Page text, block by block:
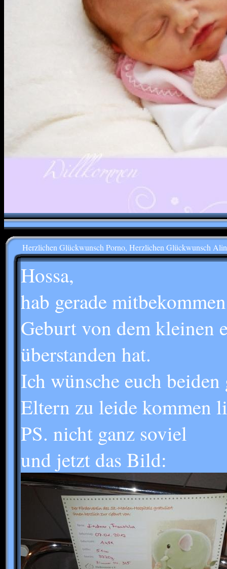
Herzlichen Glückwunsch Porno, Herzlichen Glückwunsch
Hossa,
hab gerade
Geburt von dem kleinen
überstanden hat.
Ich wünsche euch
Eltern zu leide kommen
PS. nicht ganz soviel
und jetzt das Bild: